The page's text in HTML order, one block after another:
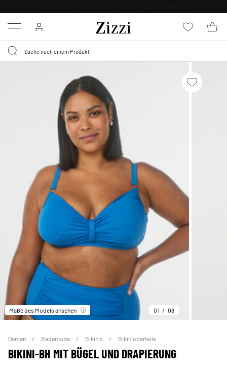
Menu
Maße des Models ansehen 01 08
Damen Bademode Bikinis Bikinioberteile
BIKINI-BH MIT BÜGEL UND DRAPIERUNG